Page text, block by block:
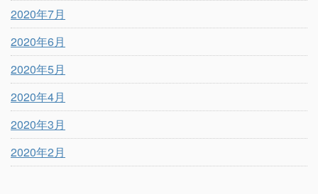
2020年7月
2020年6月
2020年5月
2020年4月
2020年3月
2020年2月